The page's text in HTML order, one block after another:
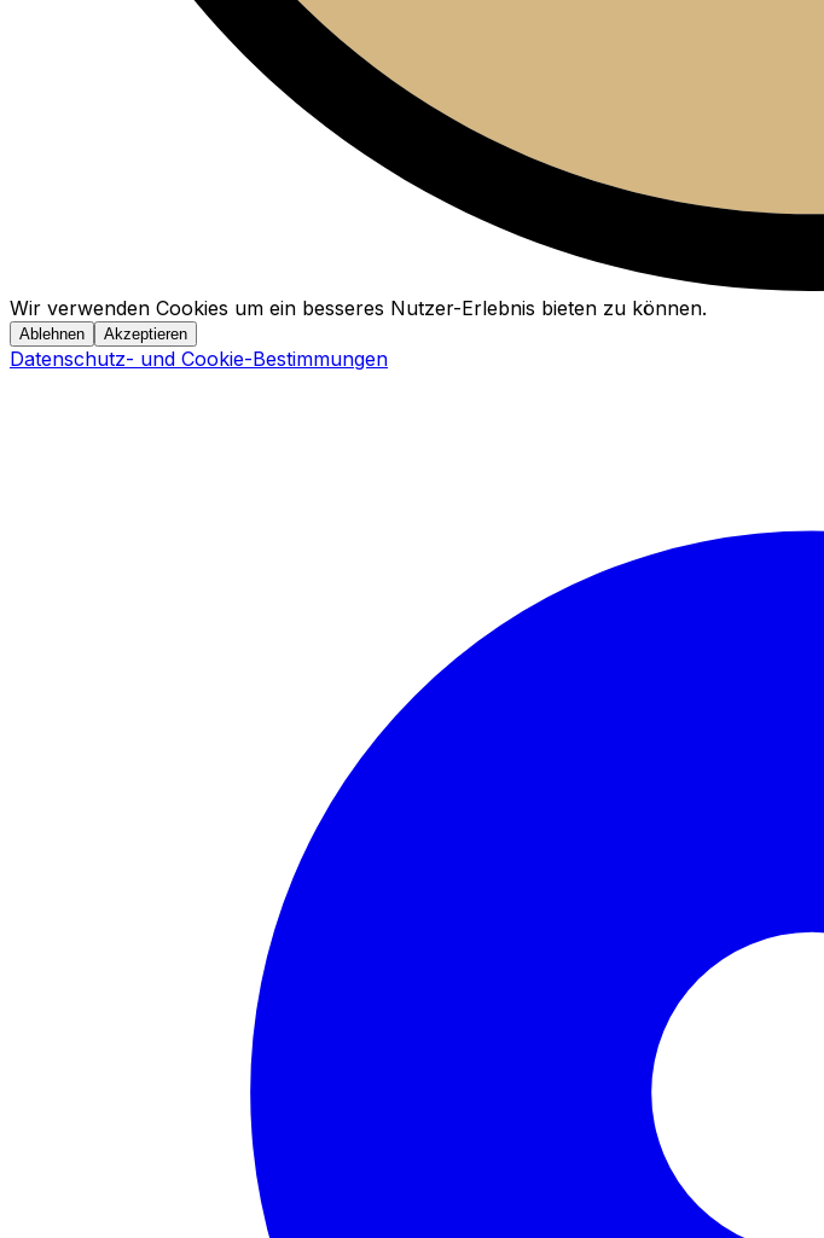
Wir verwenden Cookies um ein besseres Nutzer-Erlebnis bieten zu können.
Ablehnen Akzeptieren
Datenschutz- und Cookie-Bestimmungen